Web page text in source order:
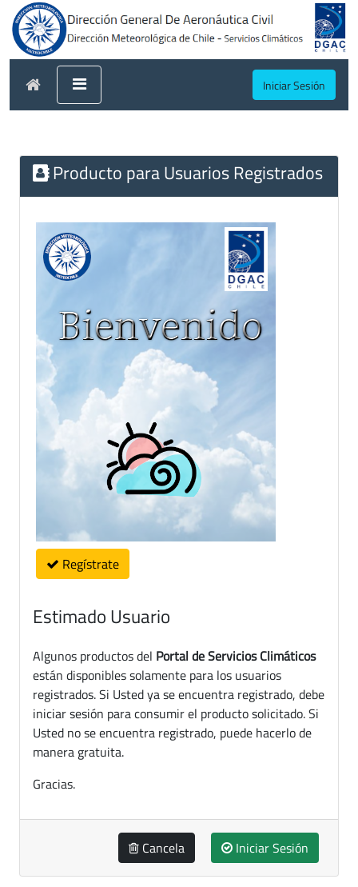
Iniciar Sesión
Producto para Usuarios Registrados
Regístrate
Estimado Usuario
Algunos productos del Portal de Servicios Climáticos
están disponibles solamente para los usuarios
registrados. Si Usted ya se encuentra registrado, debe
iniciar sesión para consumir el producto solicitado. Si
Usted no se encuentra registrado, puede hacerlo de
manera gratuita.
Gracias.
Cancela Iniciar Sesión